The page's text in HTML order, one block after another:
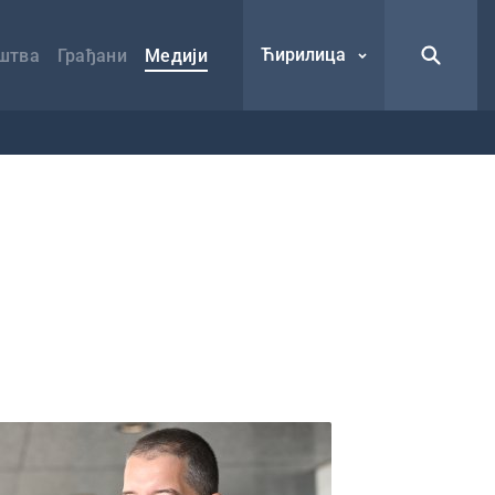
Грађани Медији Ћирилица